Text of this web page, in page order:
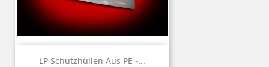
LP Schutzhüllen Aus PE -...